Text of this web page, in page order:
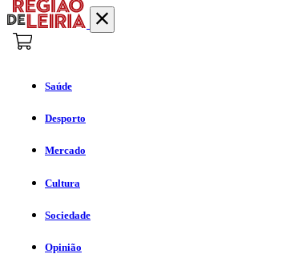
Saúde
Desporto
Mercado
Cultura
Sociedade
Opinião